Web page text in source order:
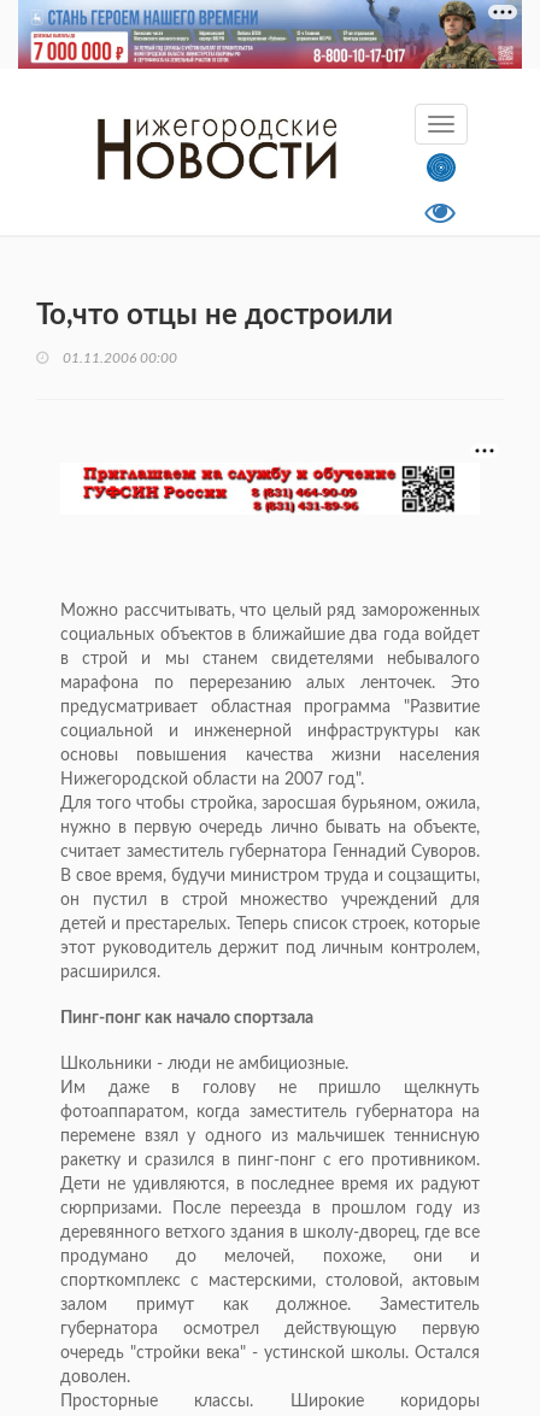
То,что отцы не достроили
01.11.2006 00:00
Можно рассчитывать, что целый ряд замороженных
социальных объектов в ближайшие два года войдет
в строй и мы станем свидетелями небывалого
марафона по перерезанию алых ленточек. Это
предусматривает областная программа "Развитие
социальной и инженерной инфраструктуры как
основы повышения качества жизни населения
Нижегородской области на 2007 год".
Для того чтобы стройка, заросшая бурьяном, ожила,
нужно в первую очередь лично бывать на объекте,
считает заместитель губернатора Геннадий Суворов.
В свое время, будучи министром труда и соцзащиты,
он пустил в строй множество учреждений для
детей и престарелых. Теперь список строек, которые
этот руководитель держит под личным контролем,
расширился.
Пинг-понг как начало спортзала
Школьники - люди не амбициозные.
Им даже в голову не пришло щелкнуть
фотоаппаратом, когда заместитель губернатора на
перемене взял у одного из мальчишек теннисную
ракетку и сразился в пинг-понг с его противником.
Дети не удивляются, в последнее время их радуют
сюрпризами. После переезда в прошлом году из
деревянного ветхого здания в школу-дворец, где все
продумано до мелочей, похоже, они и
спорткомплекс с мастерскими, столовой, актовым
залом примут как должное. Заместитель
губернатора осмотрел действующую первую
очередь "стройки века" - устинской школы. Остался
доволен.
Просторные классы. Широкие коридоры